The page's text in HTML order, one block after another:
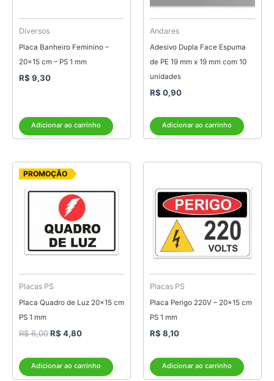
Diversos
Placa Banheiro Feminino –
20×15 cm – PS 1 mm
R$ 9,30
Adicionar ao carrinho
Andares
Adesivo Dupla Face Espuma
de PE 19 mm x 19 mm com 10
unidades
R$ 0,90
Adicionar ao carrinho
PROMOÇÃO
Placas PS
Placa Quadro de Luz 20×15 cm
PS 1 mm
R$6,00
O
preço
era:
R$ 6,00.
R$ 4,80
é:
R$ 4,80.
Adicionar ao carrinho
Placas PS
Placa Perigo 220V – 20×15 cm
PS 1 mm
R$ 8,10
Adicionar ao carrinho